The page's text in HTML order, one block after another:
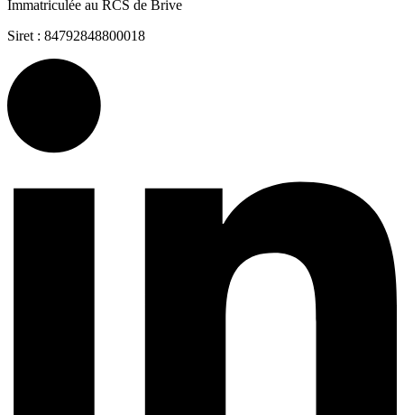
Immatriculée au RCS de Brive
Siret : 84792848800018